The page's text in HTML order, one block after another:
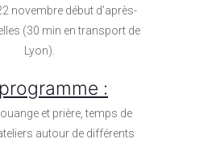
novembre début d’après-
(30 min en transport de
Lyon).
:
et prière, temps de
autour de différents